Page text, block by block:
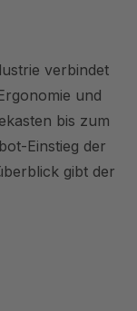
verbindet
und
bis zum
Einstieg der
gibt der